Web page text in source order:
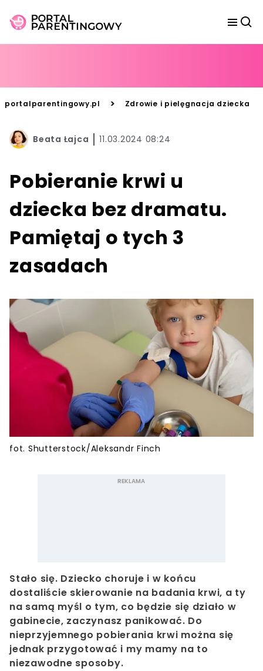
portalparentingowy.pl > Zdrowie i pielęgnacja dziecka
Beata Łajca 11.03.2024 08:24
Pobieranie krwi u
dziecka bez dramatu.
Pamiętaj o tych 3
zasadach
fot. Shutterstock/Aleksandr Finch
Stało się. Dziecko choruje i w końcu
dostaliście skierowanie na badania krwi, a ty
na samą myśl o tym, co będzie się działo w
gabinecie, zaczynasz panikować. Do
nieprzyjemnego pobierania krwi można się
jednak przygotować i my mamy na to
niezawodne sposoby.